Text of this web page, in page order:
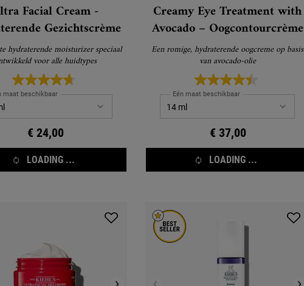
Facial Cream -
Gezichtscrème
hydraterende moisturizer speciaal
voor alle huidtypes
maat beschikbaar
€ 24,00
LOADING ...
Creamy Eye Treatment with
Avocado – Oogcontourcrème
Een romige, hydraterende oogcreme op basis
van avocado-olie
Eén maat beschikbaar
€ 37,00
LOADING ...